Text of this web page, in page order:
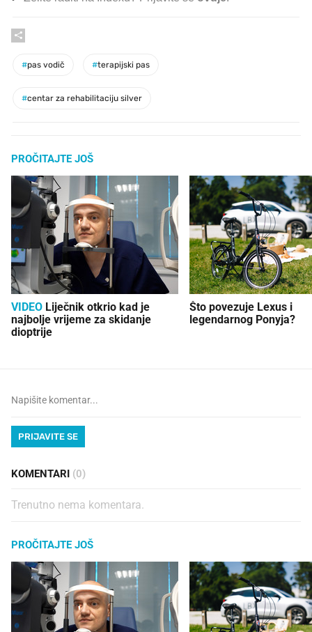
#pas vodič #terapijski pas
#centar za rehabilitaciju silver
PROČITAJTE JOŠ
VIDEO
najbolje vrijeme za skidanje
dioptrije
Što povezuje Lexus i
legendarnog Ponyja?
PRIJAVITE SE
KOMENTARI (0)
Trenutno nema komentara.
PROČITAJTE JOŠ